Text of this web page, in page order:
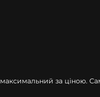
за ціною.